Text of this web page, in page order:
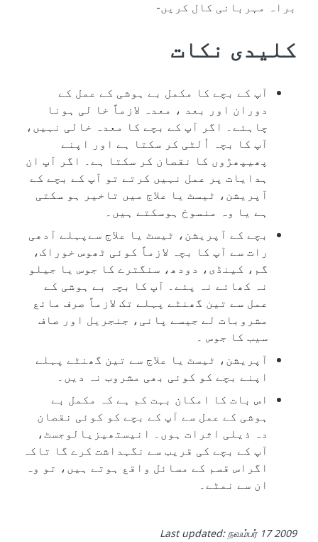
براہ مہربانی کال کریں-
کلیدی نکات
آپ کے بچے کا مکمل بے ہوشی کے عمل کے
دوران اور بعد ، معدہ لازماً خا لی ہونا
چاہئے۔ اگر آپ کے بچے کا معدہ خالی نہیں،
آپ کا بچہ اُلٹی کر سکتا ہے اور اپنے
پھیپھڑوں کا نقصان کر سکتا ہے۔ اگر آپ ان
ہدایات پر عمل نہیں کرتے تو آپ کے بچے کے
آپریشن، ٹیسٹ یا علاج میں تاخیر ہو سکتی
ہے یا وہ منسوخ ہوسکتے ہیں۔
بچے کے آپریشن، ٹیسٹ یا علاج سےپہلے آدھی
رات سے آپ کا بچہ لازماً کوئی ٹھوس خوراک،
گم، کینڈی، دودھ، سنگترے کا جوس یا جیلو
نہ کھائے نہ پئے۔ آپ کا بچہ بے ہوشی کے
عمل سے تین گھنٹے پہلے تک لازماً صرف مائع
مشروبات لے جیسے پانی، جنجریل اور صاف
سیب کا جوس ۔
آپریشن، ٹیسٹ یا علاج سے تین گھنٹے پہلے
اپنے بچے کو کوئی بھی مشروب نہ دیں۔
اس بات کا امکان بہت کم ہے کہ مکمل بے
ہوشی کے عمل سے آپ کے بچے کو کوئی نقصان
دہ ذیلی اثرات ہوں۔ انیستھیزیالوجسٹ،
آپ کے بچے کی قریب سے نگہداشت کرے گا تاکہ
اگراس قسم کے مسائل واقع ہوتے ہیں، تو وہ
ان سے نمٹے۔
Last updated: நவம்பர் 17 2009